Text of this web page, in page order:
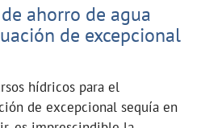
ahorro de agua
de excepcional
hídricos para el
de excepcional sequía en